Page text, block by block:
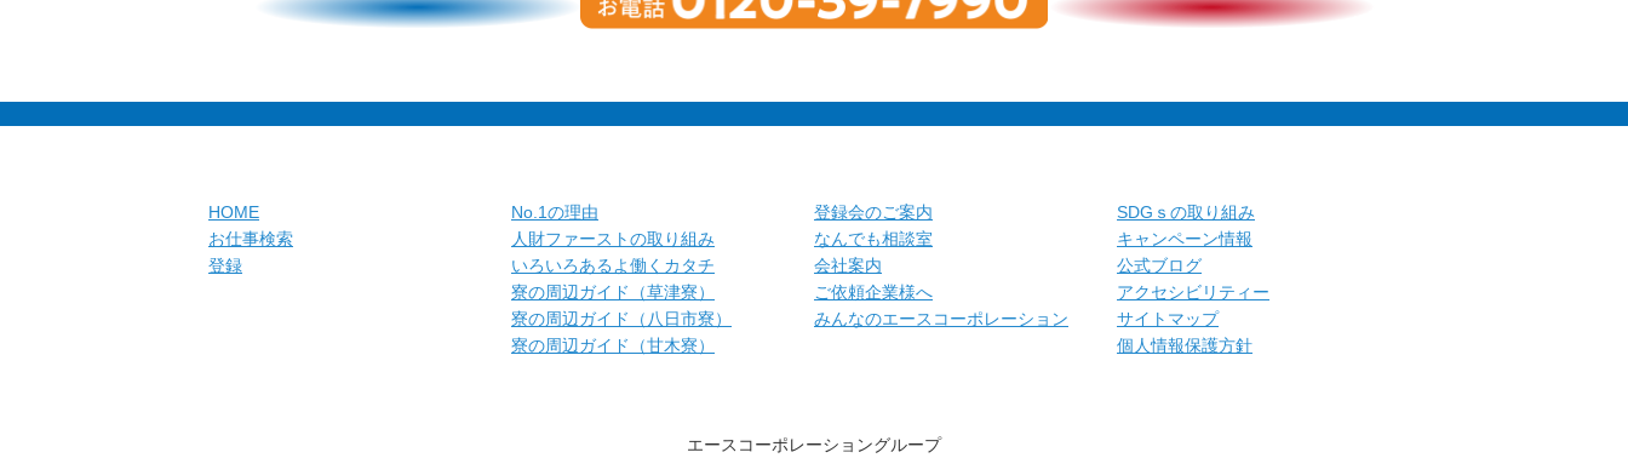
HOME
お仕事検索
登録
No.1の理由
人財ファーストの取り組み
いろいろあるよ働くカタチ
寮の周辺ガイド（草津寮）
寮の周辺ガイド（八日市寮）
寮の周辺ガイド（甘木寮）
登録会のご案内
なんでも相談室
会社案内
ご依頼企業様へ
みんなのエースコーポレーション
SDGｓの取り組み
キャンペーン情報
公式ブログ
アクセシビリティー
サイトマップ
個人情報保護方針
エースコーポレーショングループ